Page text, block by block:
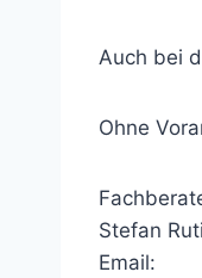
Auch bei
Ohne
Stefan
Email: